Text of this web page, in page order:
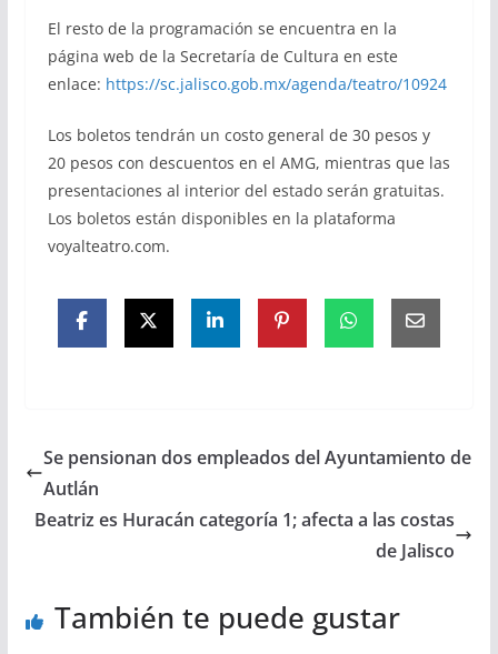
El resto de la programación se encuentra en la
página web de la Secretaría de Cultura en este
enlace: https://sc.jalisco.gob.mx/agenda/teatro/10924
Los boletos tendrán un costo general de 30 pesos y
20 pesos con descuentos en el AMG, mientras que las
presentaciones al interior del estado serán gratuitas.
Los boletos están disponibles en la plataforma
voyalteatro.com.
Se pensionan dos empleados del Ayuntamiento de
Autlán
Beatriz es Huracán categoría 1; afecta a las costas
de Jalisco
También te puede gustar